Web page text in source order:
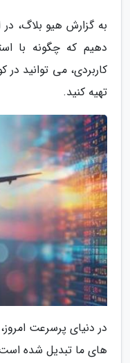
به گزارش هیو بلاگ،
دهیم که چگونه با
کاربردی، می توانید در
تهیه کنید.
در دنیای پرسرعت
های ما تبدیل شده